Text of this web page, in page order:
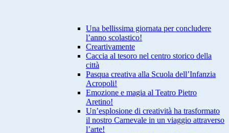
Una bellissima giornata per concludere
l’anno scolastico!
Creartivamente
Caccia al tesoro nel centro storico della
città
Pasqua creativa alla Scuola dell’Infanzia
Acropoli!
Emozione e magia al Teatro Pietro
Aretino!
Un’esplosione di creatività ha trasformato
il nostro Carnevale in un viaggio attraverso
l’arte!